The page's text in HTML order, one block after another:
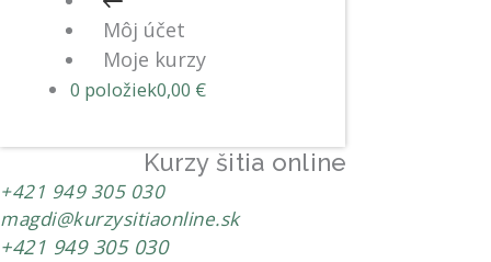
Môj účet
Moje kurzy
0 položiek0,00 €
Kurzy šitia online
+421 949 305 030
magdi@kurzysitiaonline.sk
+421 949 305 030